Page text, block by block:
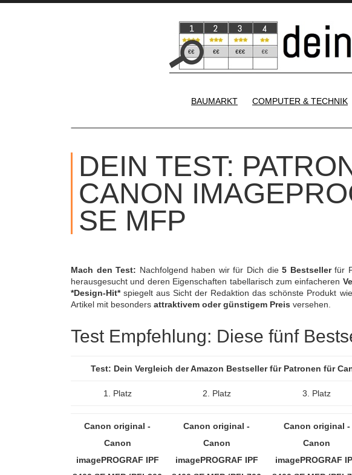
BAUMARKT
COMPUTER & TECHNIK
DEIN TEST:
CANON
SE MFP
Mach den Test: Nachfolgend haben wir für Dich die5 Bestsellerfür
herausgesucht und deren Eigenschaften tabellarisch zum einfacheren
*Design-Hit*spiegelt aus Sicht der Redaktion das schönste Produkt
Artikel mit besonders attraktivem oder günstigem Preis versehen.
Test Empfehlung: Diese fünf
Test: Dein Vergleich der Amazon Bestseller für Patronen für
1. Platz 2. Platz 3. Platz
Canon original -
Canon
imagePROGRAF IPF
Canon original -
Canon
imagePROGRAF IPF
Canon original -
Canon
imagePROGRAF